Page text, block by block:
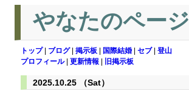
やなたのページ
トップ| ブログ| 掲示板 国際結婚 セブ| 登山
プロフィール| 更新情報 旧掲示板
2025.10.25 （Sat）